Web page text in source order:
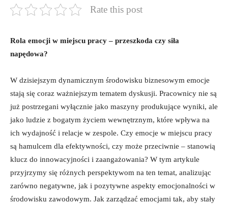
Rate this post
Rola emocji w miejscu pracy – przeszkoda czy siła
napędowa?
W dzisiejszym dynamicznym środowisku biznesowym emocje
stają się coraz ważniejszym tematem dyskusji. Pracownicy nie są
już postrzegani wyłącznie jako maszyny produkujące wyniki, ale
jako ludzie z bogatym życiem wewnętrznym, które wpływa na
ich wydajność i relacje w zespole. Czy emocje w miejscu pracy
są hamulcem dla efektywności, czy może przeciwnie – stanowią
klucz do innowacyjności i zaangażowania? W tym artykule
przyjrzymy się różnych perspektywom na ten temat, analizując
zarówno negatywne, jak i pozytywne aspekty emocjonalności w
środowisku zawodowym. Jak zarządzać emocjami tak, aby stały